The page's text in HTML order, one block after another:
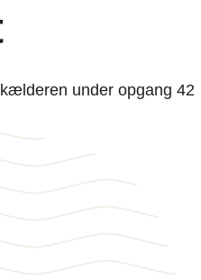
under opgang 42